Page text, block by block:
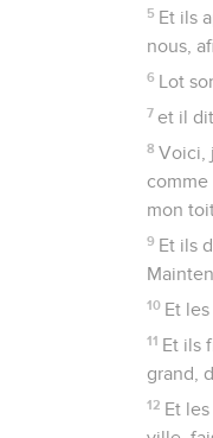
5 Et ils
nous,
6 Lot
7 et il
8 Voici,
comme
mon
9 Et ils
10 Et
11 Et ils
grand,
12 Et